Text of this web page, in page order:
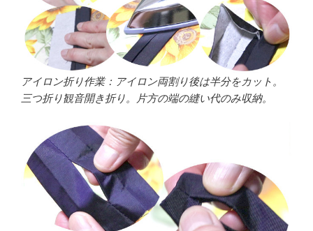
アイロン折り作業：アイロン両割り後は半分をカット。
三つ折り観音開き折り。片方の端の縫い代のみ収納。